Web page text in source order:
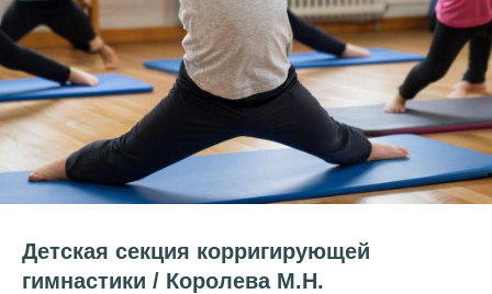
Детская секция корригирующей
гимнастики / Королева М.Н.